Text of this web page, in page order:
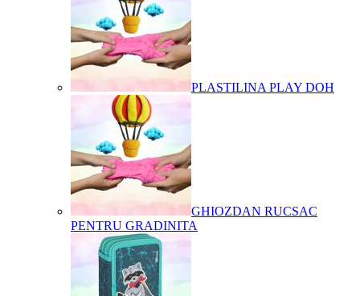
PLASTILINA PLAY DOH
GHIOZDAN RUCSAC
PENTRU GRADINITA